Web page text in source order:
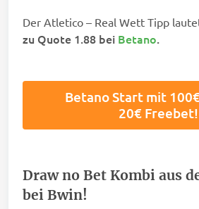
Der Atletico – Real Wett Tipp
zu Quote 1.88 bei Betano.
Betano Start mit
20€ Freebet!
Draw no Bet Kombi aus
bei Bwin!